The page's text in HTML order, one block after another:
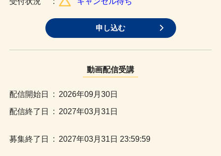
申し込む
動画配信受講
: 2026年09月30日
: 2027年03月31日
: 2027年03月31日 23:59:59